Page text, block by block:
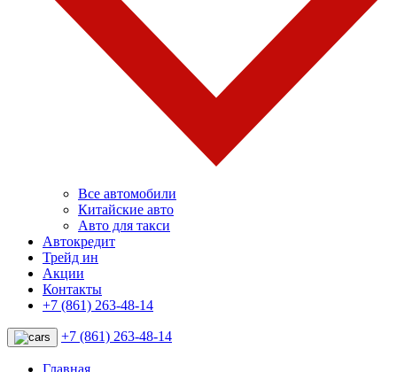
Все автомобили
Китайские авто
Авто для такси
Автокредит
Трейд ин
Акции
Контакты
+7 (861) 263-48-14
+7 (861) 263-48-14